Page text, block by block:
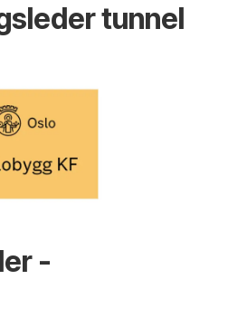
tunnel
-